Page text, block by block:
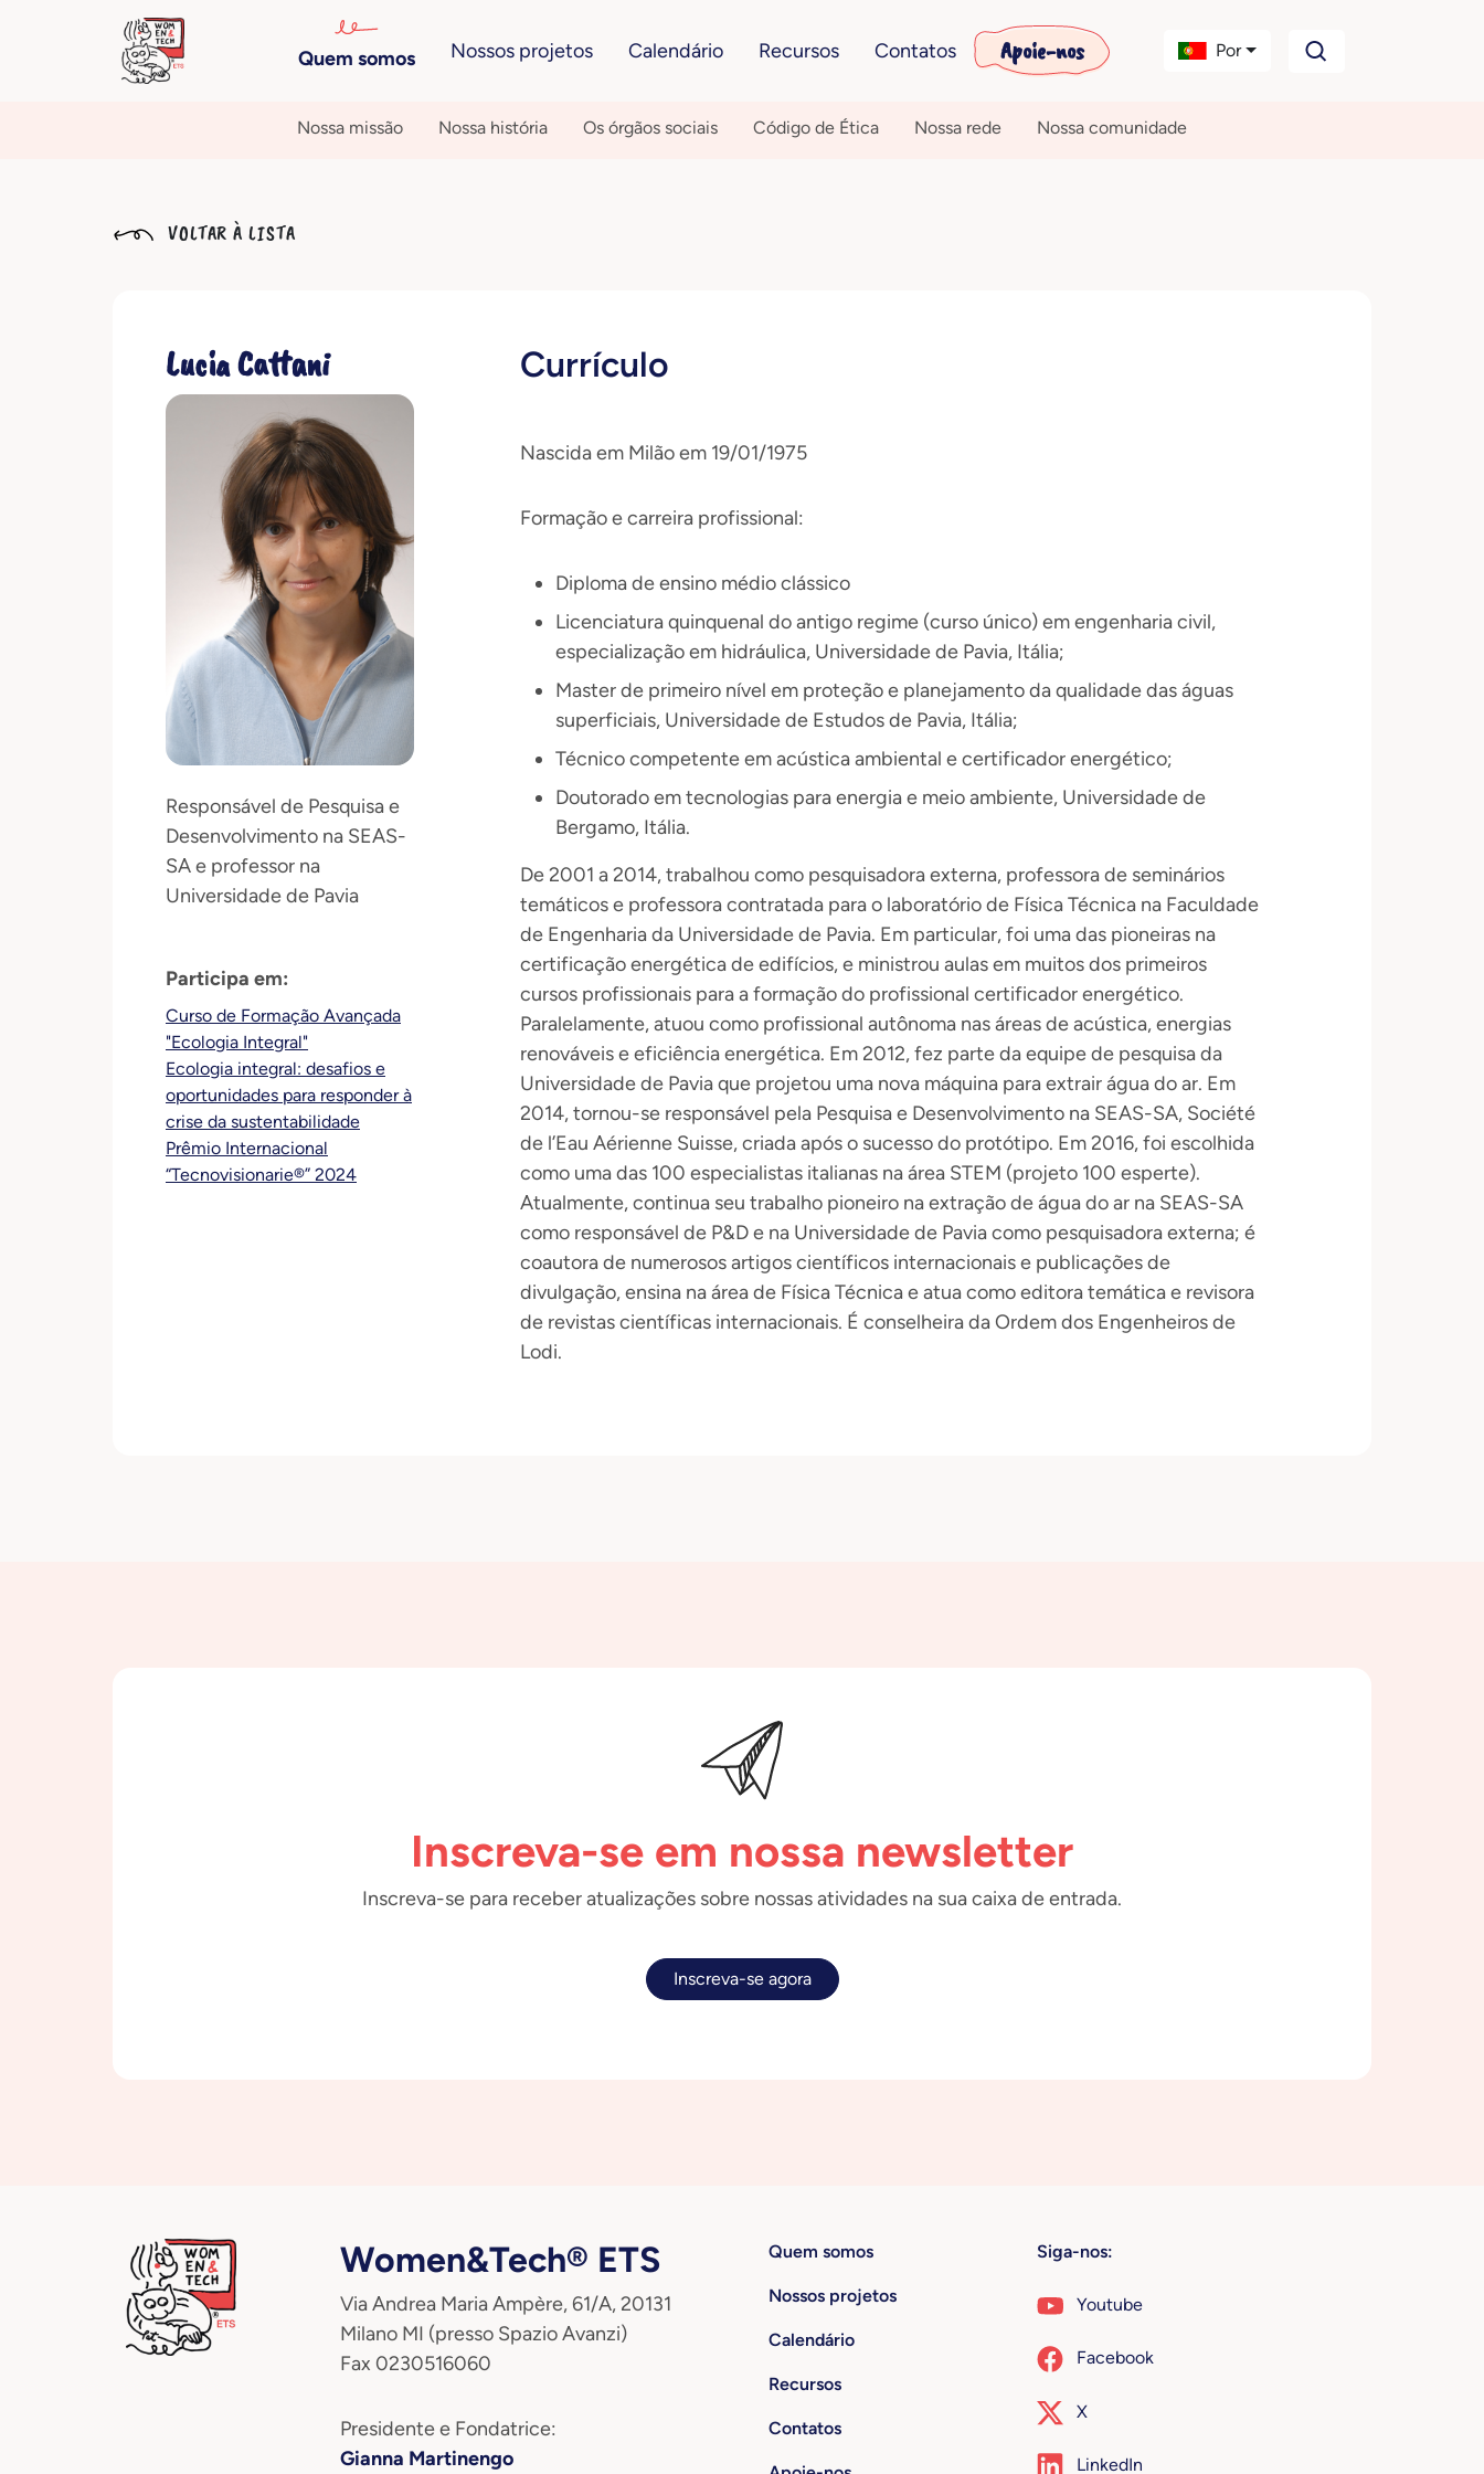
Quem somos Nossos projetos Calendário Recursos Contatos Apoie-nos Por
Nossa missão Nossa história Os órgãos sociais Código de Ética Nossa rede Nossa comunidade
VOLTAR À LISTA
Lucia Cattani
Responsável de Pesquisa e
Desenvolvimento na SEAS-
SA e professor na
Universidade de Pavia
Participa em:
Curso de Formação Avançada
"Ecologia Integral"
Ecologia integral: desafios e
oportunidades para responder à
crise da sustentabilidade
Prêmio Internacional
“Tecnovisionarie®” 2024
Currículo
Nascida em Milão em 19/01/1975
Formação e carreira profissional:
Diploma de ensino médio clássico
Licenciatura quinquenal do antigo regime (curso único) em engenharia civil,
especialização em hidráulica, Universidade de Pavia, Itália;
Master de primeiro nível em proteção e planejamento da qualidade das águas
superficiais, Universidade de Estudos de Pavia, Itália;
Técnico competente em acústica ambiental e certificador energético;
Doutorado em tecnologias para energia e meio ambiente, Universidade de
Bergamo, Itália.
De 2001 a 2014, trabalhou como pesquisadora externa, professora de seminários
temáticos e professora contratada para o laboratório de Física Técnica na Faculdade
de Engenharia da Universidade de Pavia. Em particular, foi uma das pioneiras na
certificação energética de edifícios, e ministrou aulas em muitos dos primeiros
cursos profissionais para a formação do profissional certificador energético.
Paralelamente, atuou como profissional autônoma nas áreas de acústica, energias
renováveis e eficiência energética. Em 2012, fez parte da equipe de pesquisa da
Universidade de Pavia que projetou uma nova máquina para extrair água do ar. Em
2014, tornou-se responsável pela Pesquisa e Desenvolvimento na SEAS-SA, Société
de l’Eau Aérienne Suisse, criada após o sucesso do protótipo. Em 2016, foi escolhida
como uma das 100 especialistas italianas na área STEM (projeto 100 esperte).
Atualmente, continua seu trabalho pioneiro na extração de água do ar na SEAS-SA
como responsável de P&D e na Universidade de Pavia como pesquisadora externa; é
coautora de numerosos artigos científicos internacionais e publicações de
divulgação, ensina na área de Física Técnica e atua como editora temática e revisora
de revistas científicas internacionais. É conselheira da Ordem dos Engenheiros de
Lodi.
Inscreva-se em nossa newsletter
Inscreva-se para receber atualizações sobre nossas atividades na sua caixa de entrada.
Inscreva-se agora
Women&Tech® ETS
Via Andrea Maria Ampère, 61/A, 20131
Milano MI (presso Spazio Avanzi)
Fax 0230516060
Presidente e Fondatrice:
Gianna Martinengo
Quem somos
Nossos projetos
Calendário
Recursos
Contatos
Siga-nos:
Youtube
Facebook
X
LinkedIn